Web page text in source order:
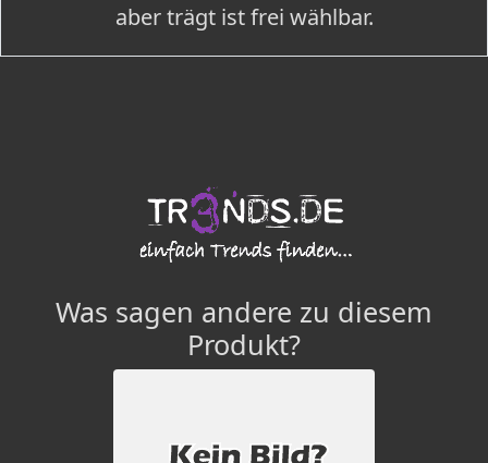
aber trägt ist frei wählbar.
Was sagen andere zu diesem
Produkt?